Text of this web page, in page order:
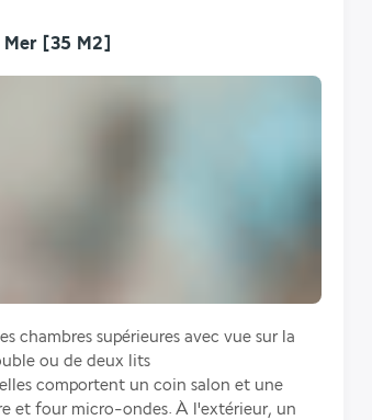
Mer [35 M2]
chambres supérieures avec vue sur la
ou de deux lits
comportent un coin salon et une
et four micro-ondes. À l'extérieur, un